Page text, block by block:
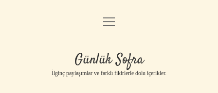
Anasayfa
Yasal Uyarı
menüyü
Günlük Sofra
İlginç paylaşımlar ve farklı fikirlerle dolu içerikler.